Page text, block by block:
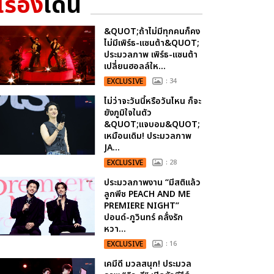
&QUOT;ถ้าไม่มีทุกคนก็คง
ไม่มีเพิร์ธ-แซนต้า&QUOT;
ประมวลภาพ เพิร์ธ-แซนต้า
เปลี่ยนฮอลล์ให...
EXCLUSIVE : 34
ไม่ว่าจะวันนี้หรือวันไหน ก็จะ
ยังภูมิใจในตัว
&QUOT;แจบอม&QUOT;
เหมือนเดิม! ประมวลภาพ
JA...
EXCLUSIVE : 28
ประมวลภาพงาน “มีสติแล้ว
ลูกพีช PEACH AND ME
PREMIERE NIGHT”
ปอนด์-ภูวินทร์ คลั่งรัก
หวา...
EXCLUSIVE : 16
เคมีดี มวลสนุก! ประมวล